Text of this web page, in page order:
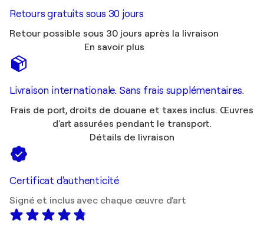
Retours gratuits sous 30 jours
Retour possible sous 30 jours après la livraison
En savoir plus
Livraison internationale. Sans frais supplémentaires.
Frais de port, droits de douane et taxes inclus. Œuvres
d'art assurées pendant le transport.
Détails de livraison
Certificat d'authenticité
Signé et inclus avec chaque œuvre d'art